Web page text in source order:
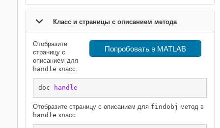
Класс и страницы с описанием метода
Попробовать в MATLAB
Отобразите
страницу с
описанием для
handle класс.
doc handle
Отобразите страницу с описанием для findobj метод в
handle класс.